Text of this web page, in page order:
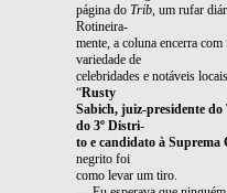
página do Trib, um rufar
Rotineira-
mente, a coluna encerra
variedade de
celebridades e notáveis
“Rusty
Sabich, juiz-presidente
do 3º Distri-
to e candidato à Suprema
negrito foi
como levar um tiro.